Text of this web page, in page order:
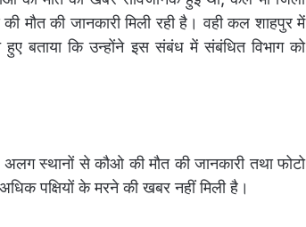
मौत की जानकारी मिली रही है। वही कल शाहपुर में
बताया कि उन्होंने इस संबंध में संबंधित विभाग को
स्थानों से कौओ की मौत की जानकारी तथा फोटो
पक्षियों के मरने की खबर नहीं मिली है।